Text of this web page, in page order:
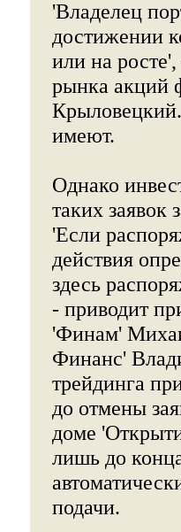
'Владелец
достижении
или на
рынка акций
имеют.
Однако
таких заявок
'Если
действия
здесь
- приводит
'Финам'
Финанс'
трейдинга
до отмены
доме
лишь до
подачи.